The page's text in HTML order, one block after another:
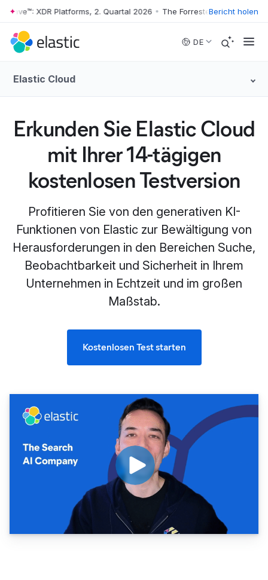
Skip to main content
XDR Platforms, 2. Quartal 2026 • The Forrester Wave™: XDR
Bericht holen
DE
Elastic Cloud
Erkunden Sie Elastic Cloud
mit Ihrer 14-tägigen
kostenlosen Testversion
Profitieren Sie von den generativen KI-
Funktionen von Elastic zur Bewältigung von
Herausforderungen in den Bereichen Suche,
Beobachtbarkeit und Sicherheit in Ihrem
Unternehmen in Echtzeit und im großen
Maßstab.
Kostenlosen Test starten